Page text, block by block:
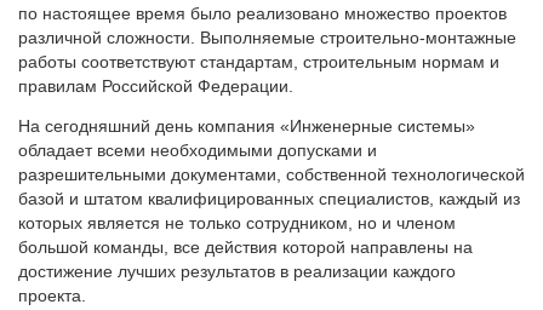
по настоящее время было реализовано множество проектов
различной сложности. Выполняемые строительно-монтажные
работы соответствуют стандартам, строительным нормам и
правилам Российской Федерации.
На сегодняшний день компания «Инженерные системы»
обладает всеми необходимыми допусками и
разрешительными документами, собственной технологической
базой и штатом квалифицированных специалистов, каждый из
которых является не только сотрудником, но и членом
большой команды, все действия которой направлены на
достижение лучших результатов в реализации каждого
проекта.